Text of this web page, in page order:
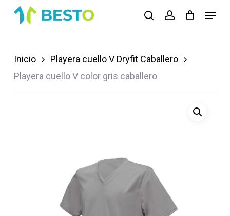
Skip
content
searchaccount
Menu
Inicio
Playera cuello V Dryfit Caballero
Playera cuello V color gris caballero